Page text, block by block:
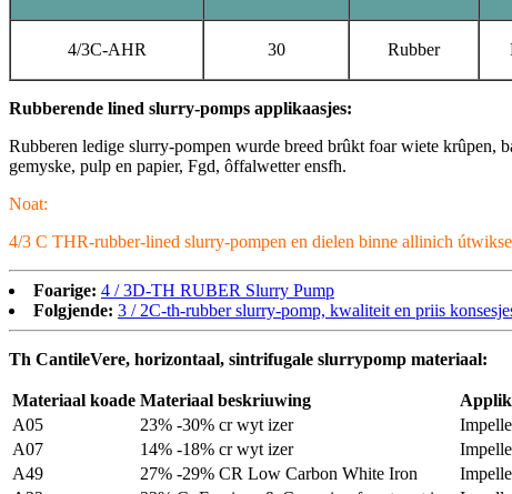
4/3C-AHR 30 Rubber
Rubberende lined slurry-pomps applikaasjes:
Rubberen ledige slurry-pompen wurde breed brûkt foar wiete
gemyske, pulp en papier, Fgd, ôffalwetter ensfh.
Noat:
4/3 C THR-rubber-lined slurry-pompen en dielen binne allinich
Foarige: 4 / 3D-TH RUBER Slurry Pump
Folgjende: 3 / 2C-th-rubber slurry-pomp, kwaliteit en priis
Th CantileVere, horizontaal, sintrifugale slurrypomp materiaal:
Materiaal koade Materiaal beskriuwing
A05
23% -30% cr wyt izer
A07
14% -18% cr wyt izer
A49
27% -29% CR Low Carbon White Iron